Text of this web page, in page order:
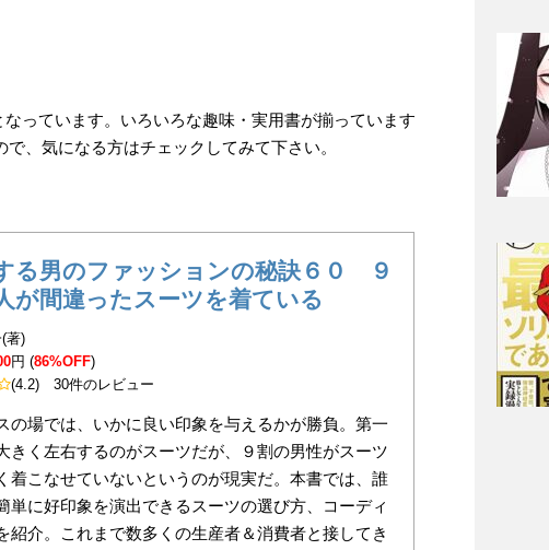
っています。いろいろな趣味・実用書が揃っています
、気になる方はチェックしてみて下さい。
る男のファッションの秘訣６０ ９
が間違ったスーツを着ている
著)
円 (86%OFF)
(4.2)30件のレビュー
の場では、いかに良い印象を与えるかが勝負。第一
きく左右するのがスーツだが、９割の男性がスーツ
着こなせていないというのが現実だ。本書では、誰
単に好印象を演出できるスーツの選び方、コーディ
紹介。これまで数多くの生産者＆消費者と接してき